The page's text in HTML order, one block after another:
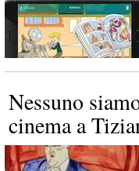
Nessuno
cinema a